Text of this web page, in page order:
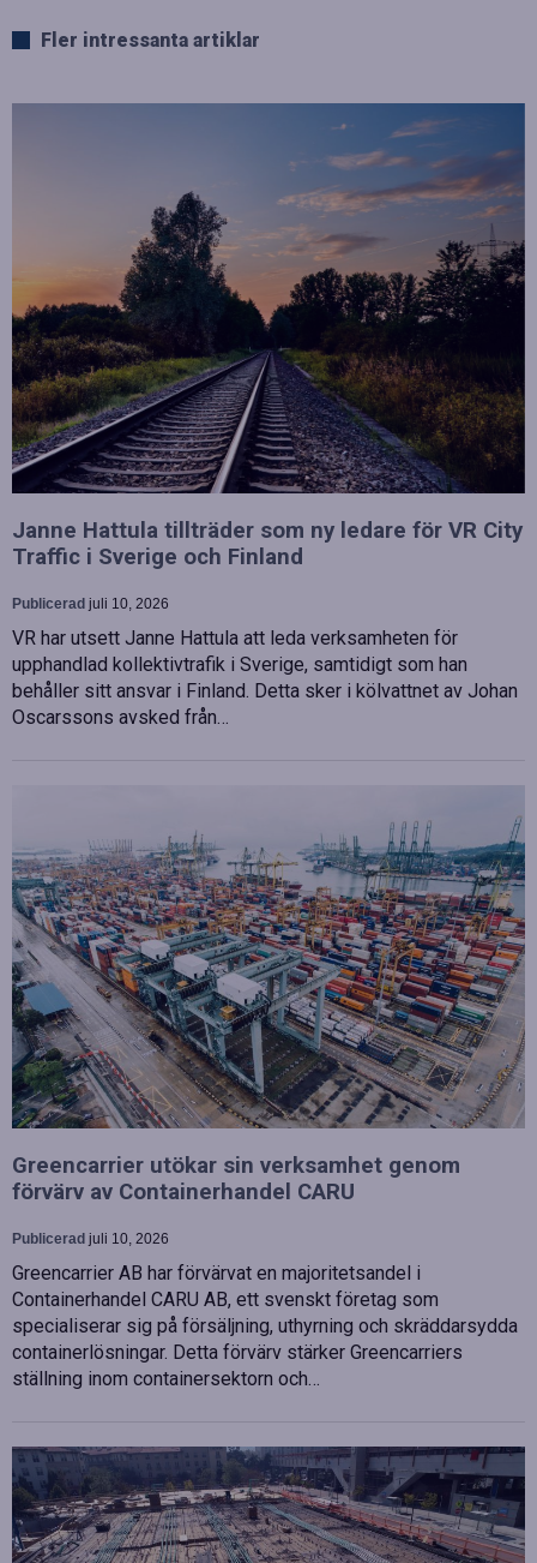
Fler intressanta artiklar
Janne Hattula tillträder som ny ledare för VR City
Traffic i Sverige och Finland
Publicerad juli 10, 2026
VR har utsett Janne Hattula att leda verksamheten för
upphandlad kollektivtrafik i Sverige, samtidigt som han
behåller sitt ansvar i Finland. Detta sker i kölvattnet av Johan
Oscarssons avsked från…
Greencarrier utökar sin verksamhet genom
förvärv av Containerhandel CARU
Publicerad juli 10, 2026
Greencarrier AB har förvärvat en majoritetsandel i
Containerhandel CARU AB, ett svenskt företag som
specialiserar sig på försäljning, uthyrning och skräddarsydda
containerlösningar. Detta förvärv stärker Greencarriers
ställning inom containersektorn och…